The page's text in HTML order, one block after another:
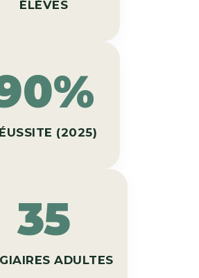
ÉLÈVES
(2025)
35
ADULTES